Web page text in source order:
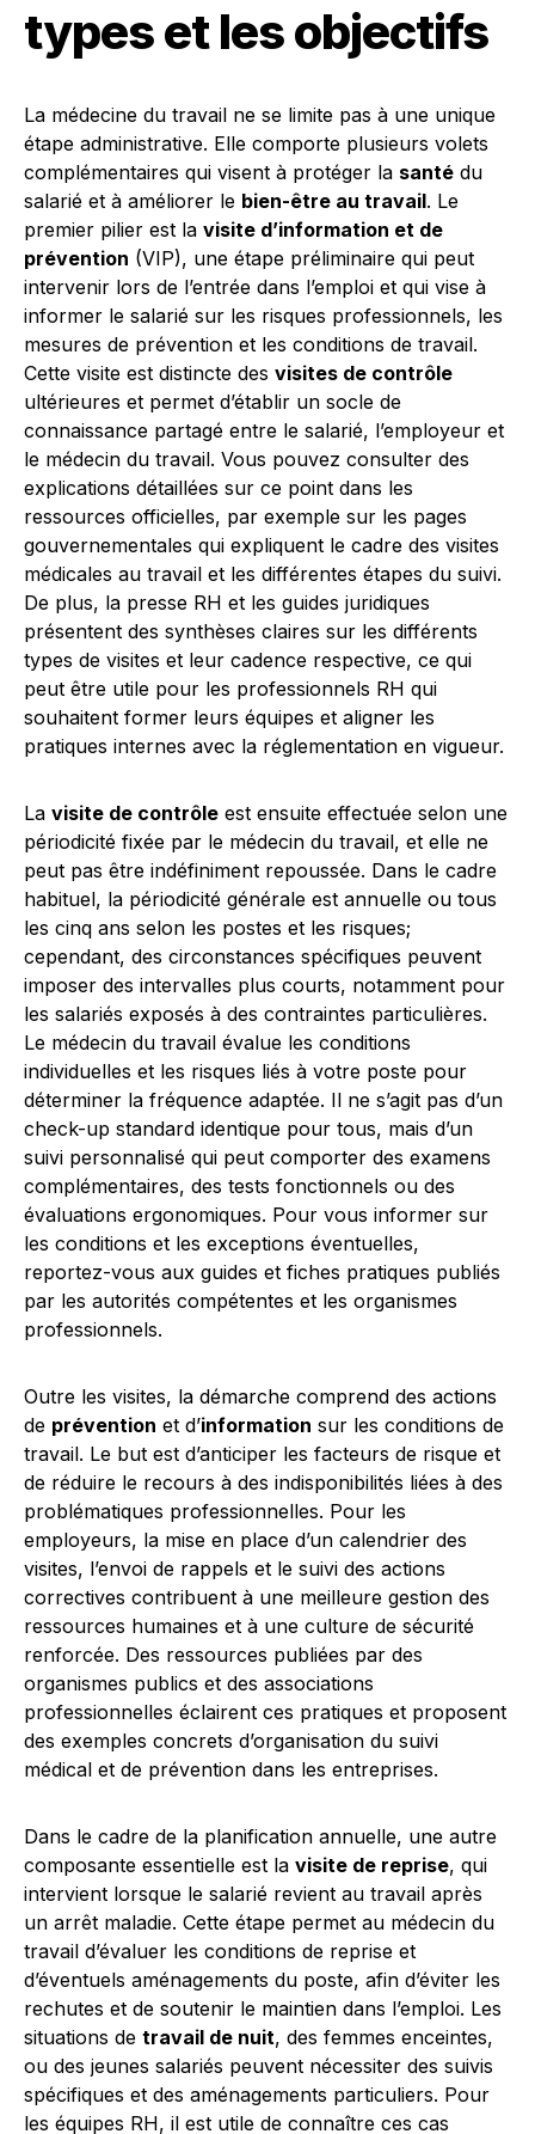
types et les objectifs
La médecine du travail ne se limite pas à une unique
étape administrative. Elle comporte plusieurs volets
complémentaires qui visent à protéger la santé du
salarié et à améliorer le bien-être au travail. Le
premier pilier est la visite d’information et de
prévention (VIP), une étape préliminaire qui peut
intervenir lors de l’entrée dans l’emploi et qui vise à
informer le salarié sur les risques professionnels, les
mesures de prévention et les conditions de travail.
Cette visite est distincte des visites de contrôle
ultérieures et permet d’établir un socle de
connaissance partagé entre le salarié, l’employeur et
le médecin du travail. Vous pouvez consulter des
explications détaillées sur ce point dans les
ressources officielles, par exemple sur les pages
gouvernementales qui expliquent le cadre des visites
médicales au travail et les différentes étapes du suivi.
De plus, la presse RH et les guides juridiques
présentent des synthèses claires sur les différents
types de visites et leur cadence respective, ce qui
peut être utile pour les professionnels RH qui
souhaitent former leurs équipes et aligner les
pratiques internes avec la réglementation en vigueur.
La visite de contrôle est ensuite effectuée selon une
périodicité fixée par le médecin du travail, et elle ne
peut pas être indéfiniment repoussée. Dans le cadre
habituel, la périodicité générale est annuelle ou tous
les cinq ans selon les postes et les risques;
cependant, des circonstances spécifiques peuvent
imposer des intervalles plus courts, notamment pour
les salariés exposés à des contraintes particulières.
Le médecin du travail évalue les conditions
individuelles et les risques liés à votre poste pour
déterminer la fréquence adaptée. Il ne s’agit pas d’un
check-up standard identique pour tous, mais d’un
suivi personnalisé qui peut comporter des examens
complémentaires, des tests fonctionnels ou des
évaluations ergonomiques. Pour vous informer sur
les conditions et les exceptions éventuelles,
reportez-vous aux guides et fiches pratiques publiés
par les autorités compétentes et les organismes
professionnels.
Outre les visites, la démarche comprend des actions
de prévention et d’information sur les conditions de
travail. Le but est d’anticiper les facteurs de risque et
de réduire le recours à des indisponibilités liées à des
problématiques professionnelles. Pour les
employeurs, la mise en place d’un calendrier des
visites, l’envoi de rappels et le suivi des actions
correctives contribuent à une meilleure gestion des
ressources humaines et à une culture de sécurité
renforcée. Des ressources publiées par des
organismes publics et des associations
professionnelles éclairent ces pratiques et proposent
des exemples concrets d’organisation du suivi
médical et de prévention dans les entreprises.
Dans le cadre de la planification annuelle, une autre
composante essentielle est la visite de reprise, qui
intervient lorsque le salarié revient au travail après
un arrêt maladie. Cette étape permet au médecin du
travail d’évaluer les conditions de reprise et
d’éventuels aménagements du poste, afin d’éviter les
rechutes et de soutenir le maintien dans l’emploi. Les
situations de travail de nuit, des femmes enceintes,
ou des jeunes salariés peuvent nécessiter des suivis
spécifiques et des aménagements particuliers. Pour
les équipes RH, il est utile de connaître ces cas